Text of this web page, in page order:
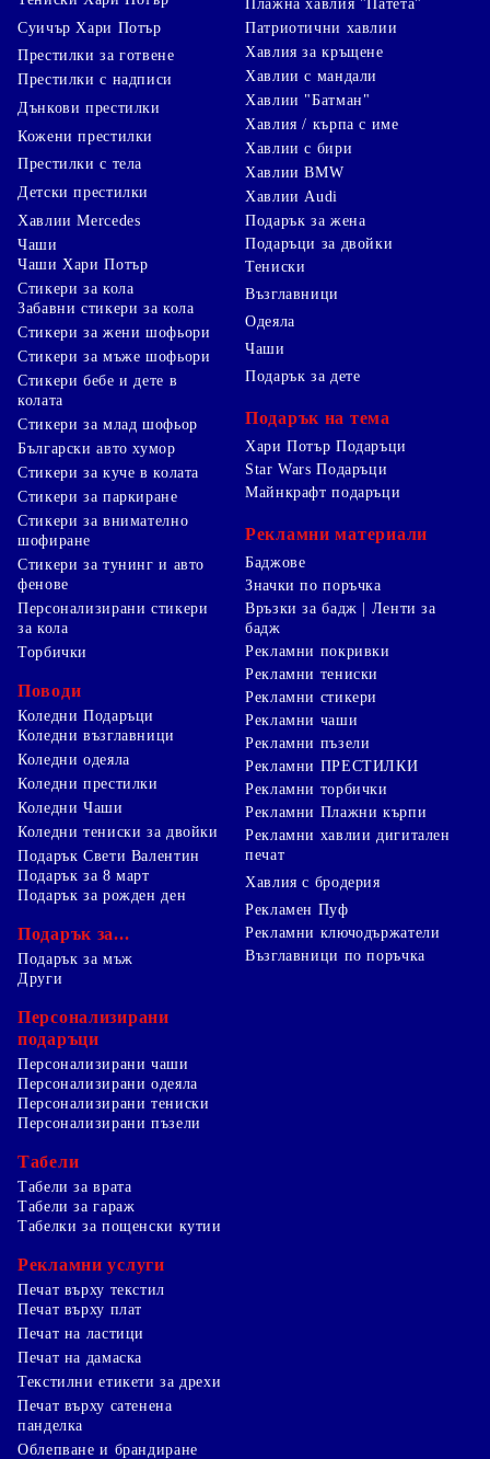
Суичър Хари Потър
Престилки за готвене
Престилки с надписи
Дънкови престилки
Кожени престилки
Престилки с тела
Детски престилки
Плажна хавлия "Патета"
Патриотични хавлии
Хавлия за кръщене
Хавлии с мандали
Хавлии "Батман"
Хавлия / кърпа с име
Хавлии с бири
Хавлии BMW
Хавлии Audi
Хавлии Mercedes
Чаши
Чаши Хари Потър
Стикери за кола
Забавни стикери за кола
Стикери за жени шофьори
Стикери за мъже шофьори
Стикери бебе и дете в
колата
Стикери за млад шофьор
Български авто хумор
Стикери за куче в колата
Стикери за паркиране
Стикери за внимателно
шофиране
Стикери за тунинг и авто
фенове
Персонализирани стикери
за кола
Торбички
Поводи
Коледни Подаръци
Коледни възглавници
Коледни одеяла
Коледни престилки
Коледни Чаши
Коледни тениски за двойки
Подарък Свети Валентин
Подарък за 8 март
Подарък за рожден ден
Подарък за...
Подарък за мъж
Подарък за жена
Подаръци за двойки
Тениски
Възглавници
Одеяла
Чаши
Подарък за дете
Подарък на тема
Хари Потър Подаръци
Star Wars Подаръци
Майнкрафт подаръци
Рекламни материали
Баджове
Значки по поръчка
Връзки за бадж | Ленти за
бадж
Рекламни покривки
Рекламни тениски
Рекламни стикери
Рекламни чаши
Рекламни пъзели
Рекламни ПРЕСТИЛКИ
Рекламни торбички
Рекламни Плажни кърпи
Рекламни хавлии дигитален
печат
Хавлия с бродерия
Рекламен Пуф
Рекламни ключодържатели
Възглавници по поръчка
Други
Персонализирани
подаръци
Персонализирани чаши
Персонализирани одеяла
Персонализирани тениски
Персонализирани пъзели
Табели
Табели за врата
Табели за гараж
Табелки за пощенски кутии
Рекламни услуги
Печат върху текстил
Печат върху плат
Печат на ластици
Печат на дамаска
Текстилни етикети за дрехи
Печат върху сатенена
панделка
Облепване и брандиране